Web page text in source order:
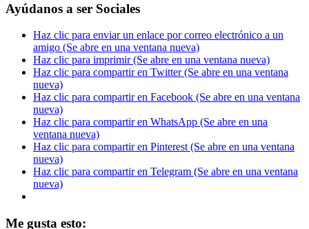
Ayúdanos a ser Sociales
Haz clic para enviar un enlace por correo electrónico a un
amigo (Se abre en una ventana nueva)
Haz clic para imprimir (Se abre en una ventana nueva)
Haz clic para compartir en Twitter (Se abre en una ventana
nueva)
Haz clic para compartir en Facebook (Se abre en una ventana
nueva)
Haz clic para compartir en WhatsApp (Se abre en una
ventana nueva)
Haz clic para compartir en Pinterest (Se abre en una ventana
nueva)
Haz clic para compartir en Telegram (Se abre en una ventana
nueva)
Me gusta esto: